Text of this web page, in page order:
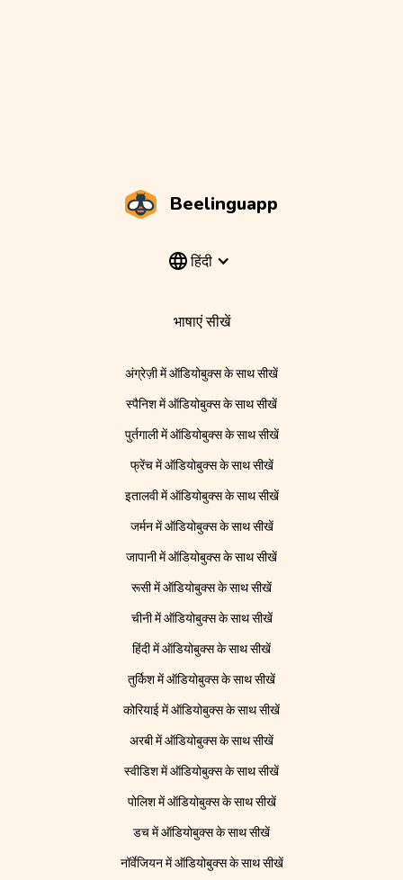
Beelinguapp
हिंदी
भाषाएं सीखें
अंग्रेज़ी में ऑडियोबुक्स के साथ सीखें
स्पैनिश में ऑडियोबुक्स के साथ सीखें
पुर्तगाली में ऑडियोबुक्स के साथ सीखें
फ्रेंच में ऑडियोबुक्स के साथ सीखें
इतालवी में ऑडियोबुक्स के साथ सीखें
जर्मन में ऑडियोबुक्स के साथ सीखें
जापानी में ऑडियोबुक्स के साथ सीखें
रूसी में ऑडियोबुक्स के साथ सीखें
चीनी में ऑडियोबुक्स के साथ सीखें
हिंदी में ऑडियोबुक्स के साथ सीखें
तुर्किश में ऑडियोबुक्स के साथ सीखें
कोरियाई में ऑडियोबुक्स के साथ सीखें
अरबी में ऑडियोबुक्स के साथ सीखें
स्वीडिश में ऑडियोबुक्स के साथ सीखें
पोलिश में ऑडियोबुक्स के साथ सीखें
डच में ऑडियोबुक्स के साथ सीखें
नॉर्वेजियन में ऑडियोबुक्स के साथ सीखें